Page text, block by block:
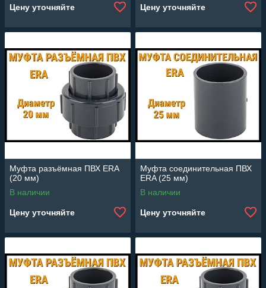
Цену уточняйте Цену уточняйте
Муфта разъёмная ПВХ ERA
(20 мм)
В наличии
Цену уточняйте
Муфта соединительная ПВХ
ERA (25 мм)
В наличии
Цену уточняйте